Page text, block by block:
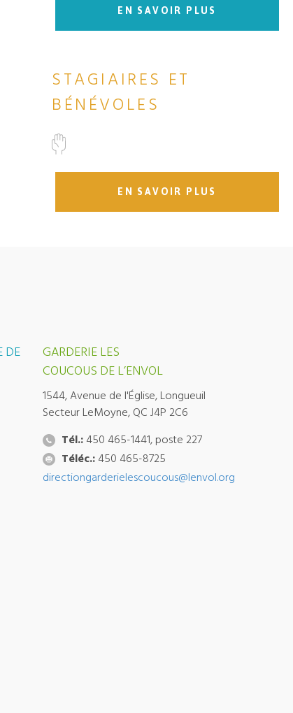
EN SAVOIR PLUS
STAGIAIRES ET
BÉNÉVOLES
EN SAVOIR PLUS
DE
GARDERIE LES
COUCOUS DE L’ENVOL
1544, Avenue de l'Église, Longueuil
Secteur LeMoyne, QC J4P 2C6
Tél.:450 465-1441, poste 227
Téléc.:450 465-8725
directiongarderielescoucous@lenvol.org